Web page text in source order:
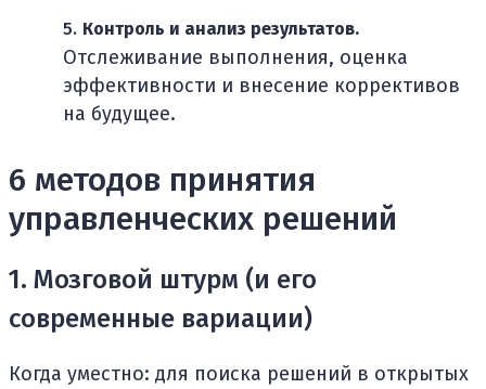
Контроль и анализ результатов.
Отслеживание выполнения, оценка
эффективности и внесение коррективов
на будущее.
6 методов принятия
управленческих решений
1. Мозговой штурм (и его
современные вариации)
Когда уместно: для поиска решений в открытых